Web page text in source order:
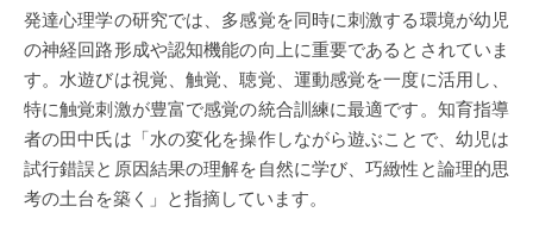
発達心理学の研究では、多感覚を同時に刺激する環境が幼児
の神経回路形成や認知機能の向上に重要であるとされていま
す。水遊びは視覚、触覚、聴覚、運動感覚を一度に活用し、
特に触覚刺激が豊富で感覚の統合訓練に最適です。知育指導
者の田中氏は「水の変化を操作しながら遊ぶことで、幼児は
試行錯誤と原因結果の理解を自然に学び、巧緻性と論理的思
考の土台を築く」と指摘しています。